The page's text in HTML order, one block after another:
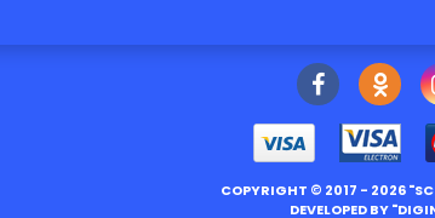
COPYRIGHT © 2017 - 2026 "
DEVELOPED BY "